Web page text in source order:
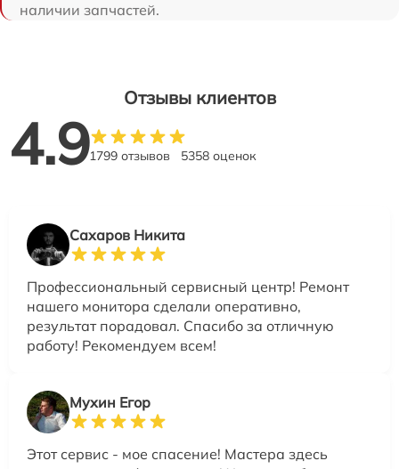
наличии запчастей.
Отзывы клиентов
4.91799 отзывов 5358 оценок
Сахаров Никита
Профессиональный сервисный центр! Ремонт
нашего монитора сделали оперативно,
результат порадовал. Спасибо за отличную
работу! Рекомендуем всем!
Мухин Егор
Этот сервис - мое спасение! Мастера здесь